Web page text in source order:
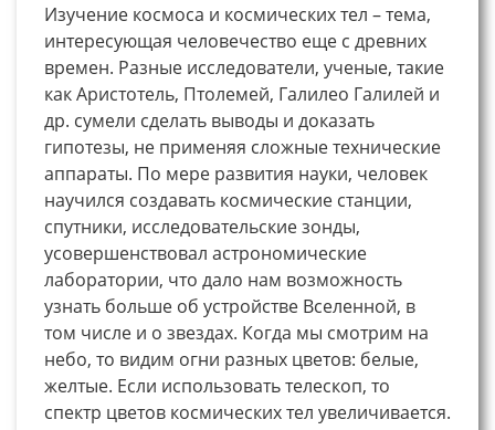
Изучение космоса и космических тел – тема,
интересующая человечество еще с древних
времен. Разные исследователи, ученые, такие
как Аристотель, Птолемей, Галилео Галилей и
др. сумели сделать выводы и доказать
гипотезы, не применяя сложные технические
аппараты. По мере развития науки, человек
научился создавать космические станции,
спутники, исследовательские зонды,
усовершенствовал астрономические
лаборатории, что дало нам возможность
узнать больше об устройстве Вселенной, в
том числе и о звездах. Когда мы смотрим на
небо, то видим огни разных цветов: белые,
желтые. Если использовать телескоп, то
спектр цветов космических тел увеличивается.